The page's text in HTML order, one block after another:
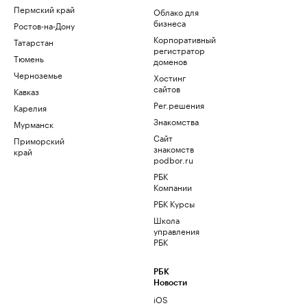
Пермский край
Ростов-на-Дону
Татарстан
Тюмень
Черноземье
Кавказ
Карелия
Мурманск
Приморский
край
Облако для
бизнеса
Корпоративный
регистратор
доменов
Хостинг
сайтов
Рег.решения
Знакомства
Сайт
знакомств
podbor.ru
РБК
Компании
РБК Курсы
Школа
управления
РБК
РБК
Новости
iOS